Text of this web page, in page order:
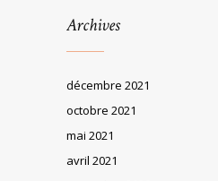
Archives
décembre 2021
octobre 2021
mai 2021
avril 2021